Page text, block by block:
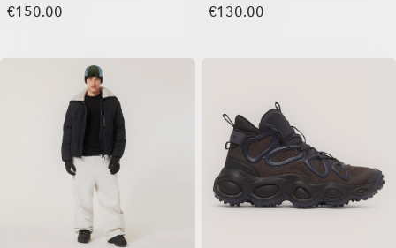
€150.00 €130.00